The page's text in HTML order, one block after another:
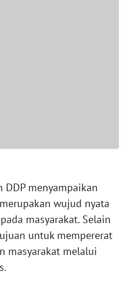
DDP menyampaikan
wujud nyata
masyarakat. Selain
untuk mempererat
masyarakat melalui